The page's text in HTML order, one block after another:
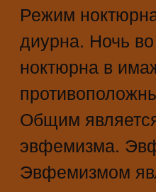
Режим
диурна. Ночь
ноктюрна в
Общим
эвфемизма.
Эвфемизмом